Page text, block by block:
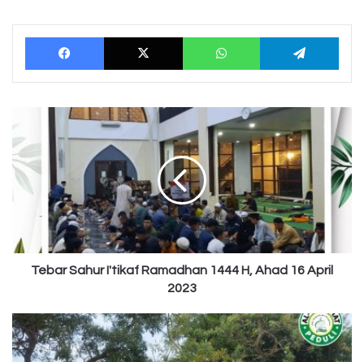
Facebook X WhatsApp
I'tikaf
Ramadhan
1444
April
2023Tebar Sahur I'tikaf Ramadhan 1444 H, Ahad 16 April
2023
Paket
Cinta
Untuk